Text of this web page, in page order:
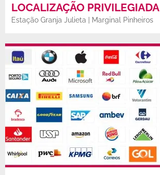
LOCALIZAÇÃO PRIVILEGIADA
Estação Granja Julieta | Marginal Pinheiros